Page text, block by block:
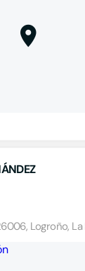
Logroño, La